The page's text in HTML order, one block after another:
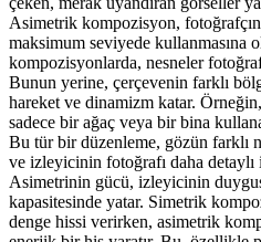
Asimetrik kompozisyon,
maksimum seviyede kullanmasına
kompozisyonlarda, nesneler
Bunun yerine, çerçevenin farklı
hareket ve dinamizm katar.
sadece bir ağaç veya bir bina
Bu tür bir düzenleme, gözün farklı
ve izleyicinin fotoğrafı daha detaylı
Asimetrinin gücü, izleyicinin
kapasitesinde yatar. Simetrik
denge hissi verirken, asimetrik